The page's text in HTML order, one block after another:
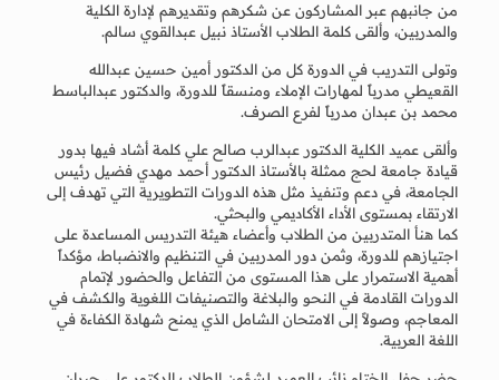
من جانبهم عبر المشاركون عن شكرهم وتقديرهم لإدارة الكلية
والمدربين، وألقى كلمة الطلاب الأستاذ نبيل عبدالقوي سالم.
وتولى التدريب في الدورة كل من الدكتور أمين حسين عبدالله
القعيطي مدرباً لمهارات الإملاء ومنسقاً للدورة، والدكتور عبدالباسط
محمد بن عبدان مدرباً لفرع الصرف.
وألقى عميد الكلية الدكتور عبدالرب صالح علي كلمة أشاد فيها بدور
قيادة جامعة لحج ممثلة بالأستاذ الدكتور أحمد مهدي فضيل رئيس
الجامعة، في دعم وتنفيذ مثل هذه الدورات التطويرية التي تهدف إلى
الارتقاء بمستوى الأداء الأكاديمي والبحثي.
كما هنأ المتدربين من الطلاب وأعضاء هيئة التدريس المساعدة على
اجتيازهم للدورة، وثمن دور المدربين في التنظيم والانضباط، مؤكداً
أهمية الاستمرار على هذا المستوى من التفاعل والحضور لإتمام
الدورات القادمة في النحو والبلاغة والتصنيفات اللغوية والكشف في
المعاجم، وصولاً إلى الامتحان الشامل الذي يمنح شهادة الكفاءة في
اللغة العربية.